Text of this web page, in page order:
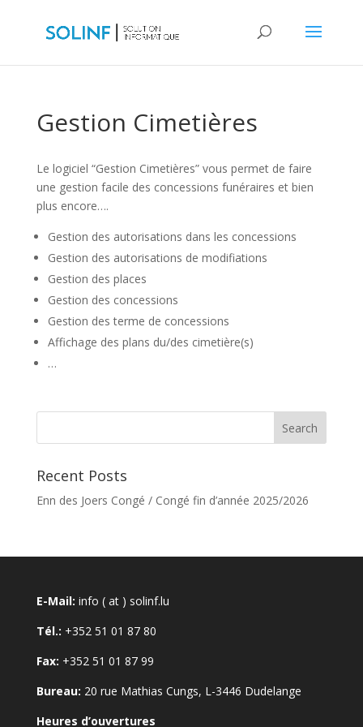
Gestion Cimetières
Le logiciel “Gestion Cimetières” vous permet de faire
une gestion facile des concessions funéraires et bien
plus encore….
Gestion des autorisations dans les concessions
Gestion des autorisations de modifiations
Gestion des places
Gestion des concessions
Gestion des terme de concessions
Affichage des plans du/des cimetière(s)
…
Recent Posts
Enn des Joers Congé / Congé fin d’année 2025/2026
E-Mail: info ( at ) solinf.lu
Tél.: +352 51 01 87 80
Fax: +352 51 01 87 99
Bureau: 20 rue Mathias Cungs, L-3446 Dudelange
Heures d’ouvertures